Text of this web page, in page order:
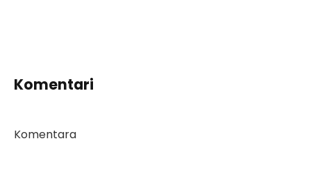
Komentari
Komentara